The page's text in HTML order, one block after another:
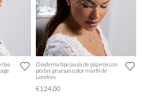
Diadema tipo jaula de pájaros con
perlas gruesas color marfil de
Londres
€124.00